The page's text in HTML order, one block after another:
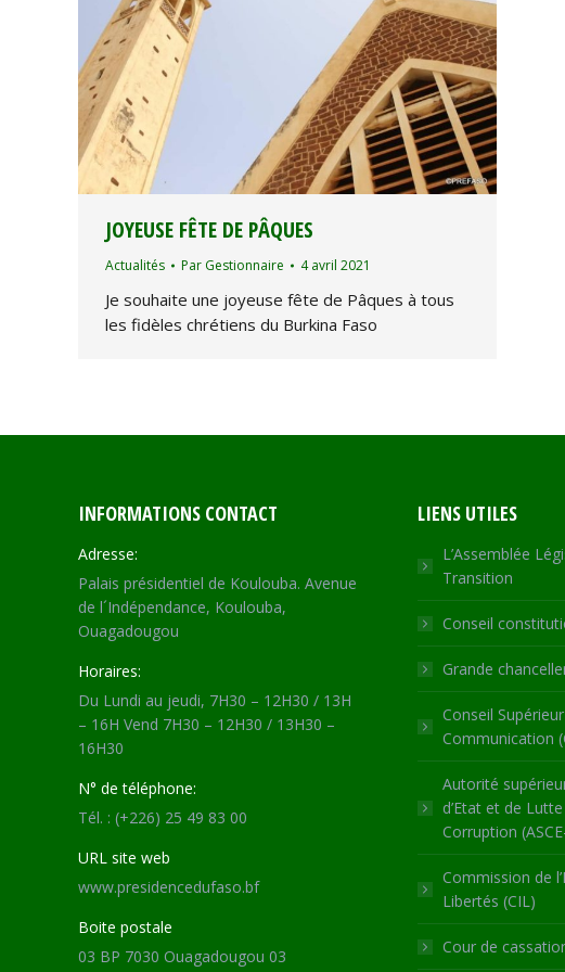
JOYEUSE FÊTE DE PÂQUES
Actualités Par Gestionnaire 4 avril 2021
Je souhaite une joyeuse fête de Pâques à tous
les fidèles chrétiens du Burkina Faso
INFORMATIONS CONTACT
Adresse:
Palais présidentiel de Koulouba. Avenue
de l´Indépendance, Koulouba,
Ouagadougou
Horaires:
Du Lundi au jeudi, 7H30 – 12H30 / 13H
– 16H Vend 7H30 – 12H30 / 13H30 –
16H30
N° de téléphone:
Tél. : (+226) 25 49 83 00
URL site web
www.presidencedufaso.bf
Boite postale
03 BP 7030 Ouagadougou 03
LIENS UTILES
L’Assemblée
Transition
Conseil
Grande
Conseil
Communication
Autorité
d’Etat et de
Corruption
Commission de
Libertés (CIL)
Cour de